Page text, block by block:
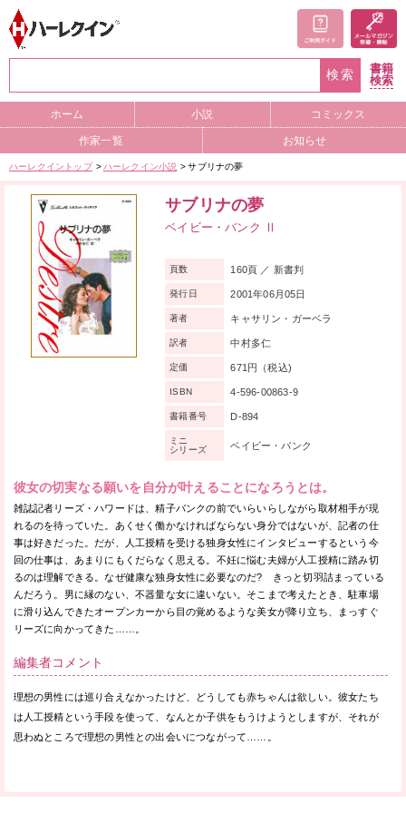
検索
書籍
検索
ホーム 小説 コミックス
作家一覧 お知らせ
ハーレクイントップ ハーレクイン小説 サブリナの夢
サブリナの夢
ベイビー・バンク Ⅱ
彼女の切実なる願いを自分が叶えることになろうとは。
雑誌記者リーズ・ハワードは、精子バンクの前でいらいらしながら取材相手が現
れるのを待っていた。あくせく働かなければならない身分ではないが、記者の仕
事は好きだった。だが、人工授精を受ける独身女性にインタビューするという今
回の仕事は、あまりにもくだらなく思える。不妊に悩む夫婦が人工授精に踏み切
るのは理解できる。なぜ健康な独身女性に必要なのだ? きっと切羽詰まっている
んだろう。男に縁のない、不器量な女に違いない。そこまで考えたとき、駐車場
に滑り込んできたオープンカーから目の覚めるような美女が降り立ち、まっすぐ
リーズに向かってきた……。
頁数 160頁 ／ 新書判
発行日 2001年06月05日
著者 キャサリン・ガーベラ
訳者 中村多仁
定価 671円（税込)
ISBN 4-596-00863-9
書籍番号 D-894
ミニ
シリーズ
ベイビー・バンク
編集者コメント
理想の男性には巡り合えなかったけど、どうしても赤ちゃんは欲しい。彼女たち
は人工授精という手段を使って、なんとか子供をもうけようとしますが、それが
思わぬところで理想の男性との出会いにつながって……。